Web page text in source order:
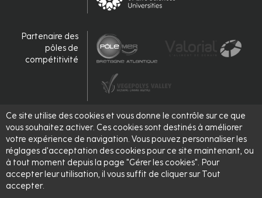
Ce site utilise des cookies et vous donne le contrôle sur ce que
vous souhaitez activer. Ces cookies sont destinés à améliorer
votre expérience de navigation. Vous pouvez personnaliser les
réglages d'acceptation des cookies pour ce site maintenant, ou
à tout moment depuis la page "Gérer les cookies". Pour
accepter leur utilisation, il vous suffit de cliquer sur Tout
accepter.
Partenaire des
pôles de
compétitivité
Accrédité,
labellisé